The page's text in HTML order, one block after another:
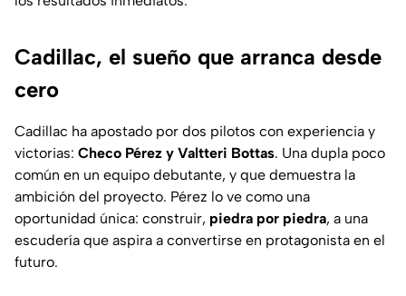
Cadillac, el sueño que arranca desde
cero
Cadillac ha apostado por dos pilotos con experiencia y
victorias: Checo Pérez y Valtteri Bottas. Una dupla poco
común en un equipo debutante, y que demuestra la
ambición del proyecto. Pérez lo ve como una
oportunidad única: construir, piedra por piedra, a una
escudería que aspira a convertirse en protagonista en el
futuro.